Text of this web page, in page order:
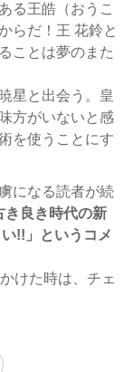
る王皓（おうこ
らだ！王 花鈴と
ことは夢のまた
星と出会う。皇
方がいないと感
を使うことにす
になる読者が続
き良き時代の新
!!」というコメ
けた時は、チェ